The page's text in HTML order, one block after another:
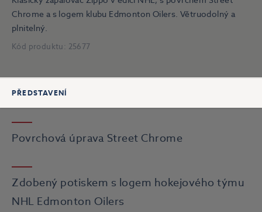
Chrome a s logem klubu Edmonton Oilers. Větruodolný a
plnitelný.
Kód produktu: 25677
PŘEDSTAVENÍ
Povrchová úprava Street Chrome
Zdobený potiskem s logem hokejového týmu
NHL Edmonton Oilers